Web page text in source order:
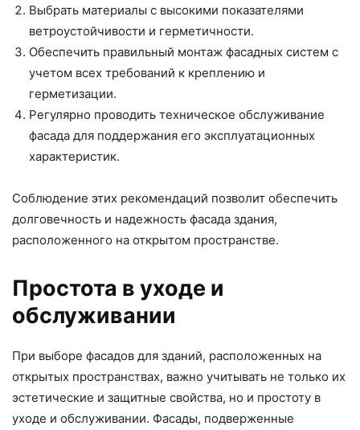
Выбрать материалы с высокими показателями
ветроустойчивости и герметичности.
Обеспечить правильный монтаж фасадных систем с
учетом всех требований к креплению и
герметизации.
Регулярно проводить техническое обслуживание
фасада для поддержания его эксплуатационных
характеристик.
Соблюдение этих рекомендаций позволит обеспечить
долговечность и надежность фасада здания,
расположенного на открытом пространстве.
Простота в уходе и
обслуживании
При выборе фасадов для зданий, расположенных на
открытых пространствах, важно учитывать не только их
эстетические и защитные свойства, но и простоту в
уходе и обслуживании. Фасады, подверженные